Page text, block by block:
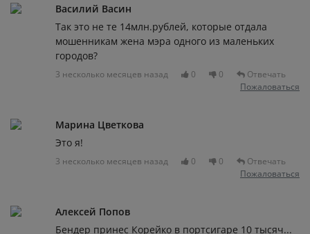
Василий Васин
Так это не те 14млн.рублей, которые отдала
мошенникам жена мэра одного из маленьких
городов?
3 несколько месяцев назад 0 0
Отвечать
Пожаловаться
Марина Цветкова
Это я!
3 несколько месяцев назад 0 0
Отвечать
Пожаловаться
Алексей Попов
Бендер принес Корейко в портсигаре 10 тысяч...